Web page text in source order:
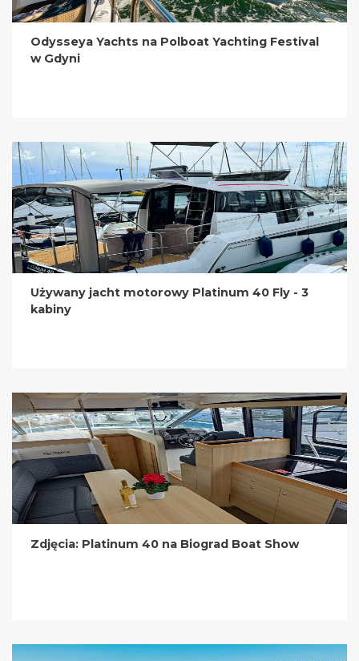
Odysseya Yachts na Polboat Yachting Festival
w Gdyni
Używany jacht motorowy Platinum 40 Fly - 3
kabiny
Zdjęcia: Platinum 40 na Biograd Boat Show